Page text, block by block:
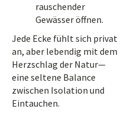
rauschender
Gewässer öffnen.
Jede Ecke fühlt sich privat
an, aber lebendig mit dem
Herzschlag der Natur—
eine seltene Balance
zwischen Isolation und
Eintauchen.